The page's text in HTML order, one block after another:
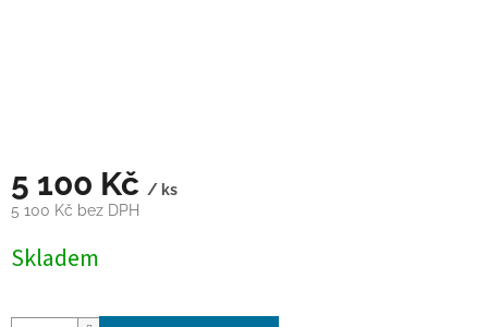
5 100 Kč / ks
5 100 Kč bez DPH
cena:
Skladem